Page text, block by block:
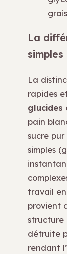
La
simples
La
rapides
glucides
pain
sucre pur
simples
travail
provient
structure
détruite
rendant